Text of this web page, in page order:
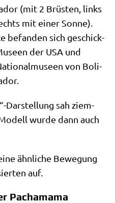
(mit 2 Brü­sten, links
mit einer Son­ne).
befan­den sich geschick­
der USA und
von Boli­
Darstellung sah ziem­
wur­de dann auch
ähn­li­che Bewe­gung
auf.
Pachamama